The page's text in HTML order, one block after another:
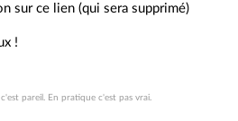
sur ce lien (qui sera supprimé)
!
pareil. En pratique c'est pas vrai.